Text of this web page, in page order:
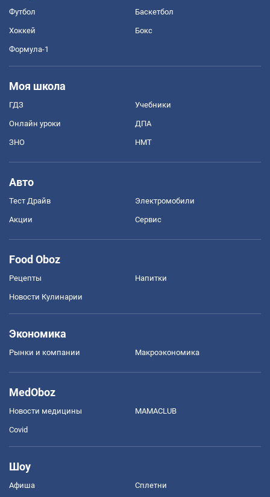
Футбол Баскетбол
Хоккей Бокс
Формула-1
Моя школа
ГДЗ Учебники
Онлайн уроки ДПА
ЗНО НМТ
Авто
Тест Драйв Электромобили
Акции Сервис
Food Oboz
Рецепты Напитки
Новости Кулинарии
Экономика
Рынки и компании Mакроэкономика
MedOboz
Новости медицины MAMACLUB
Covid
Шоу
Афиша Сплетни